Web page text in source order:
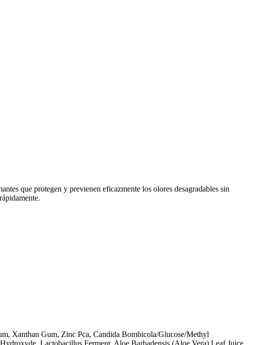
que protegen y previenen eficazmente los olores desagradables sin
Xanthan Gum, Zinc Pca, Candida Bombicola/Glucose/Methyl
Lactobacillus Ferment, Aloe Barbadensis (Aloe Vera) Leaf Juice